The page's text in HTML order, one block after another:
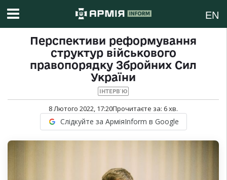
EN
Перспективи реформування
структур військового
правопорядку Збройних Сил
України
ІНТЕРВ`Ю
8 Лютого 2022, 17:20Прочитаєте за: 6хв.
Слідкуйте за АрміяInform в Google